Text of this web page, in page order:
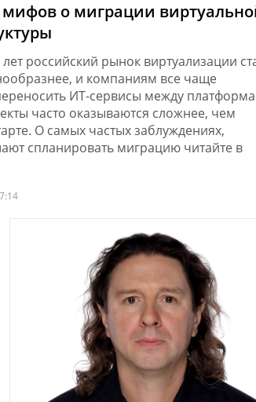
мифов о миграции
российский рынок виртуализации
и компаниям все чаще
ИТ-сервисы между
часто оказываются сложнее, чем
О самых частых заблуждениях,
спланировать миграцию читайте в